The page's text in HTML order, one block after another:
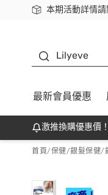
本期活動詳情
下載app最高回
Lilyeve
最新會員優惠
激推換購優惠價
首頁/保健/銀髮保健/